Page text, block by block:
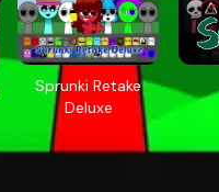
Sprunki Retake
Deluxe